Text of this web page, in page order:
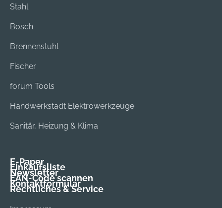
Stahl
Bosch
Brennenstuhl
Fischer
forum Tools
Handwerkstadt Elektrowerkzeuge
Sanitär, Heizung & Klima
E-Paper
Einkaufsliste
Newsletter
EAN-Code scannen
Kontaktformular
Rechtliches & Service